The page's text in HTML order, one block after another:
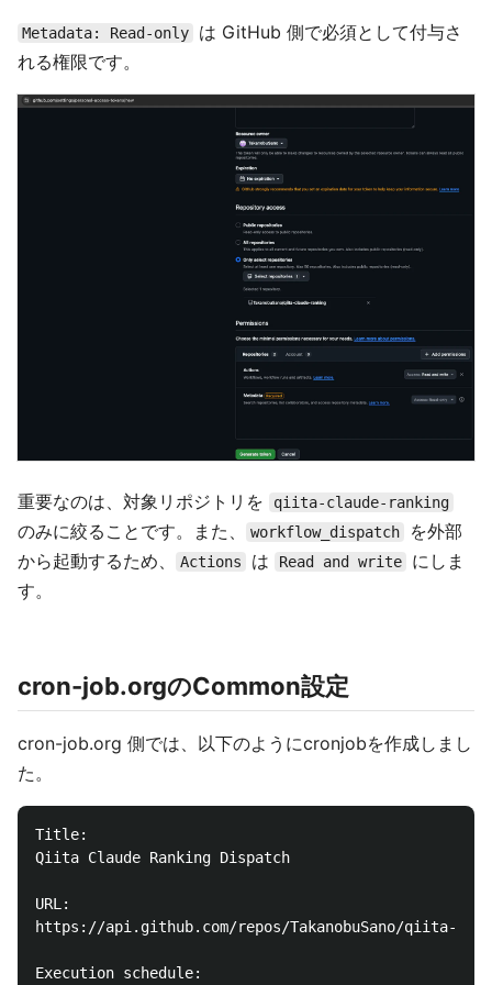
Metadata: Read-only
は GitHub 側で必須として付与さ
れる権限です。
重要なのは、対象リポジトリを qiita-claude-ranking
のみに絞ることです。また、 workflow_dispatch
を外部
から起動するため、
Actions は Read and write
にしま
す。
cron-job.orgのCommon設定
cron-job.org 側では、以下のようにcronjobを作成しまし
た。
Title:
Qiita Claude Ranking Dispatch
URL:
https://api.github.com/repos/TakanobuSano/qiita-
Execution schedule: